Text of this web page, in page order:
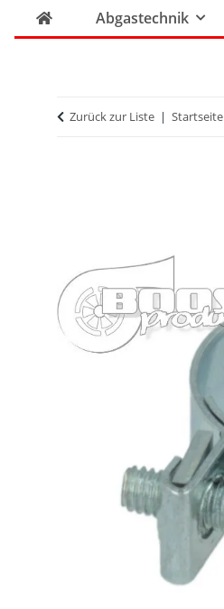
Abgastechnik
Zurück zur Liste Startseite